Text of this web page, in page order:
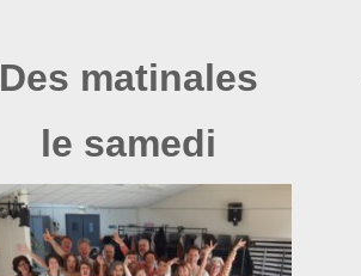
Des matinales
le samedi